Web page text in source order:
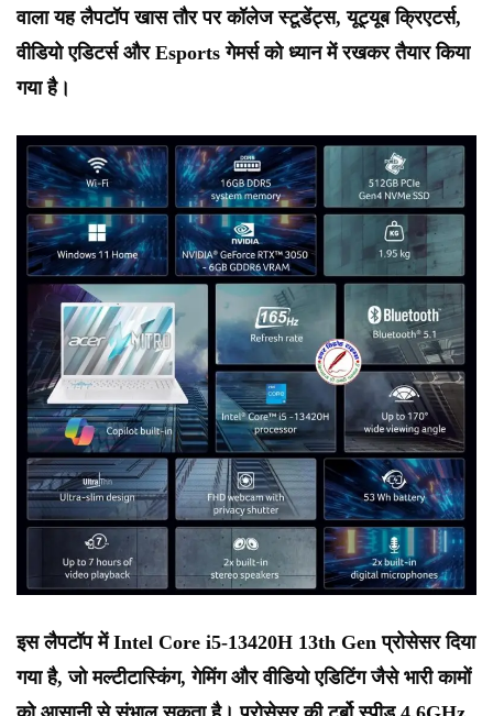
वाला यह लैपटॉप खास तौर पर कॉलेज स्टूडेंट्स, यूट्यूब क्रिएटर्स,
वीडियो एडिटर्स और Esports गेमर्स को ध्यान में रखकर तैयार किया
गया है।
इस लैपटॉप में Intel Core i5-13420H 13th Gen प्रोसेसर दिया
गया है, जो मल्टीटास्किंग, गेमिंग और वीडियो एडिटिंग जैसे भारी कामों